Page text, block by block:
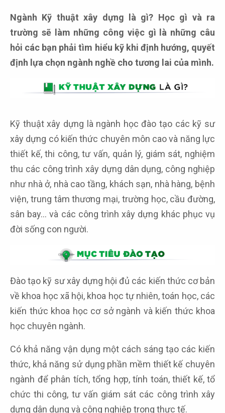
Ngành Kỹ thuật xây dựng là gì? Học gì và ra
trường sẽ làm những công việc gì là những câu
hỏi các bạn phải tìm hiểu kỹ khi định hướng, quyết
định lựa chọn ngành nghề cho tương lai của mình.
Kỹ thuật xây dựng là ngành học đào tạo các kỹ sư
xây dựng có kiến thức chuyên môn cao và năng lực
thiết kế, thi công, tư vấn, quản lý, giám sát, nghiệm
thu các công trình xây dựng dân dụng, công nghiệp
như nhà ở, nhà cao tầng, khách sạn, nhà hàng, bệnh
viện, trung tâm thương mại, trường học, cầu đường,
sân bay… và các công trình xây dựng khác phục vụ
đời sống con người.
Đào tạo kỹ sư xây dựng hội đủ các kiến thức cơ bản
về khoa học xã hội, khoa học tự nhiên, toán học, các
kiến thức khoa học cơ sở ngành và kiến thức khoa
học chuyên ngành.
Có khả năng vận dụng một cách sáng tạo các kiến
thức, khả năng sử dụng phần mềm thiết kế chuyên
ngành để phân tích, tổng hợp, tính toán, thiết kế, tổ
chức thi công, tư vấn giám sát các công trình xây
dựng dân dụng và công nghiệp trong thực tế.